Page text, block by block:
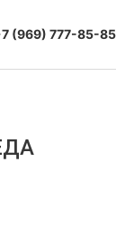
(969) 777-85-85